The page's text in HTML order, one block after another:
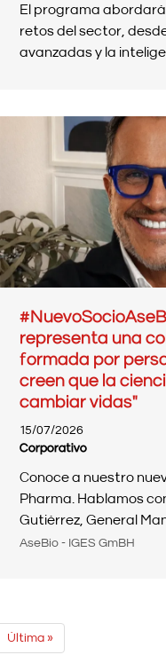
El programa
retos del sector,
avanzadas y la
representa una
formada por
creen que la
cambiar vidas"
15/07/2026
Corporativo
Conoce a nuestro
Pharma. Hablamos
Gutiérrez, General
AseBio - IGES GmBH
Última
página
Última »